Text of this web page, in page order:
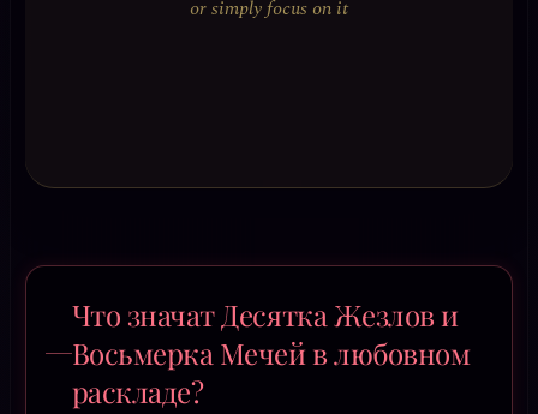
or simply focus on it
Что значат Десятка Жезлов и
Восьмерка Мечей в любовном
раскладе?